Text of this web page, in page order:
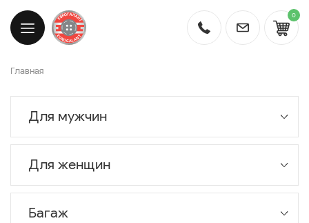
0
Главная
Для мужчин
Для женщин
Багаж